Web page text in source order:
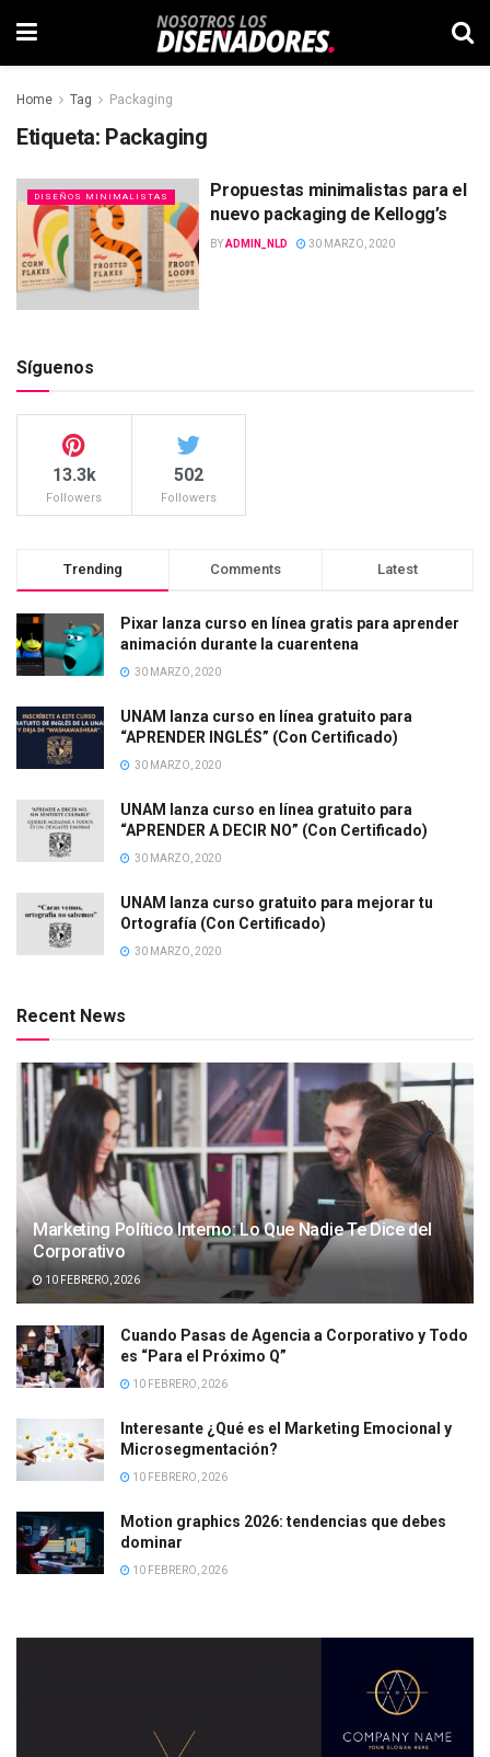
Home Tag Packaging
Etiqueta: Packaging
DISEÑOS MINIMALISTAS
Propuestas minimalistas para el
nuevo packaging de Kellogg’s
BYADMIN_NLD 30 MARZO, 2020
Síguenos
13.3k
Followers
502
Followers
Trending Comments Latest
Pixar lanza curso en línea gratis para aprender
animación durante la cuarentena
30 MARZO, 2020
UNAM lanza curso en línea gratuito para
“APRENDER INGLÉS” (Con Certificado)
30 MARZO, 2020
UNAM lanza curso en línea gratuito para
“APRENDER A DECIR NO” (Con Certificado)
30 MARZO, 2020
UNAM lanza curso gratuito para mejorar tu
Ortografía (Con Certificado)
30 MARZO, 2020
Recent News
Marketing Político Interno: Lo Que Nadie Te Dice del
Corporativo
10 FEBRERO, 2026
Cuando Pasas de Agencia a Corporativo y Todo
es “Para el Próximo Q”
10 FEBRERO, 2026
Interesante ¿Qué es el Marketing Emocional y
Microsegmentación?
10 FEBRERO, 2026
Motion graphics 2026: tendencias que debes
dominar
10 FEBRERO, 2026